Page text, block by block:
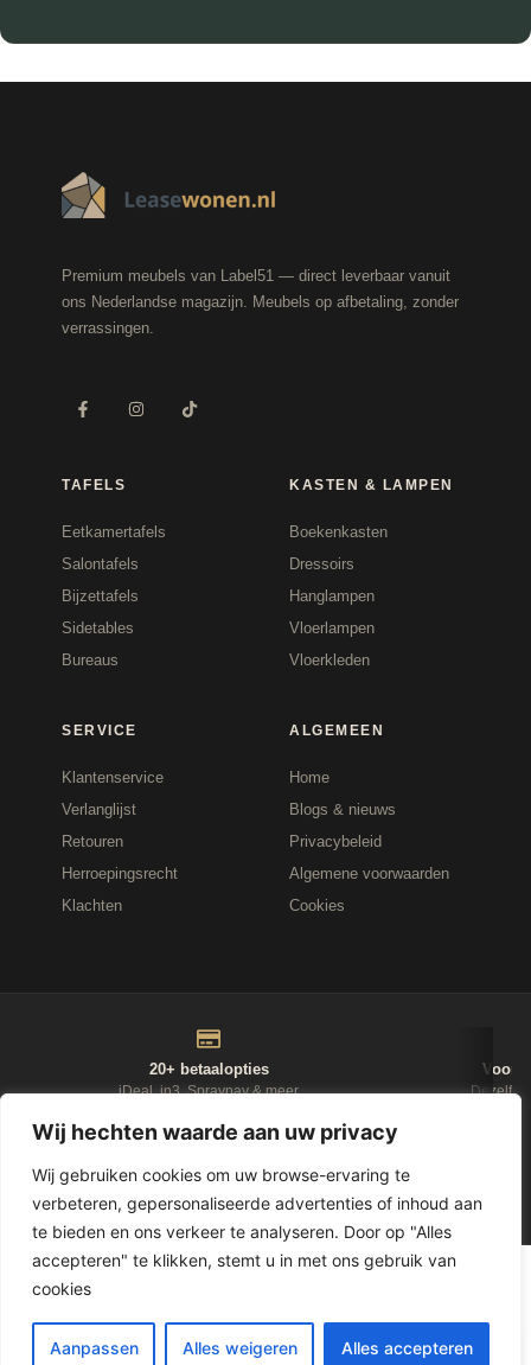
Wij hechten waarde aan uw privacy
Wij gebruiken cookies om uw browse-ervaring te
verbeteren, gepersonaliseerde advertenties of inhoud aan
te bieden en ons verkeer te analyseren. Door op "Alles
accepteren" te klikken, stemt u in met ons gebruik van
cookies
Aanpassen Alles weigeren Alles accepteren
Premium meubels van Label51 — direct leverbaar vanuit
ons Nederlandse magazijn. Meubels op afbetaling, zonder
verrassingen.
TAFELS
Eetkamertafels
Salontafels
Bijzettafels
Sidetables
Bureaus
KASTEN & LAMPEN
Boekenkasten
Dressoirs
Hanglampen
Vloerlampen
Vloerkleden
SERVICE
Klantenservice
Verlanglijst
Retouren
Herroepingsrecht
Klachten
ALGEMEEN
Home
Blogs & nieuws
Privacybeleid
Algemene voorwaarden
Cookies
20+ betaalopties
iDeal, in3, Spraypay & meer
Voor
NIEUWSBRIEF
LET OP, GELD LENEN KOST GELD
D-Fokker